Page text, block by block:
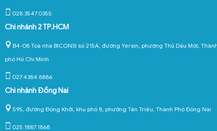
028.3547.0355
Chi nhánh 2 TP.HCM
B4-08 Toà nhà BICONSI số 215A, đường Yersin, phường Thủ Dầu Một,
phố Hồ Chí Minh
027.4384.8886
Chi nhánh Đồng Nai
595, đường Đồng Khởi, khu phố 8, phường Tân Triều, Thành Phố Đồng Nai
025.1887.1868